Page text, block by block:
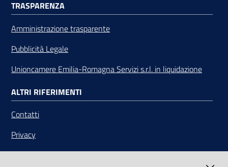
TRASPARENZA
Amministrazione trasparente
Pubblicità Legale
Unioncamere Emilia-Romagna Servizi s.r.l. in liquidazione
ALTRI RIFERIMENTI
Contatti
Privacy
Note legali